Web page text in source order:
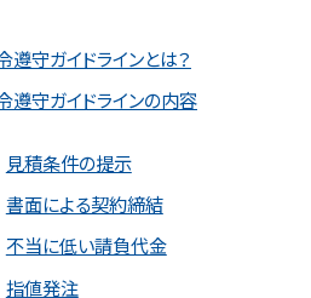
守ガイドラインとは？
遵守ガイドラインの内容
見積条件の提示
書面による契約締結
不当に低い請負代金
指値発注